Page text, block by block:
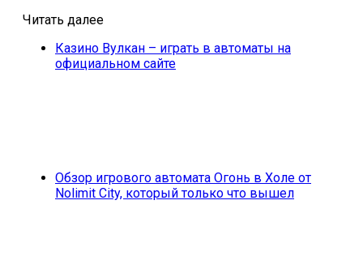
Читать далее
Казино Вулкан – играть в автоматы на
официальном сайте
Обзор игрового автомата Огонь в Холе от
Nolimit City, который только что вышел